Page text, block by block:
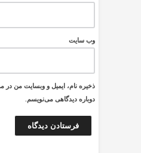
وب‌ سایت
ذخیره نام، ایمیل و وبسایت من در
دوباره دیدگاهی می‌نویسم.